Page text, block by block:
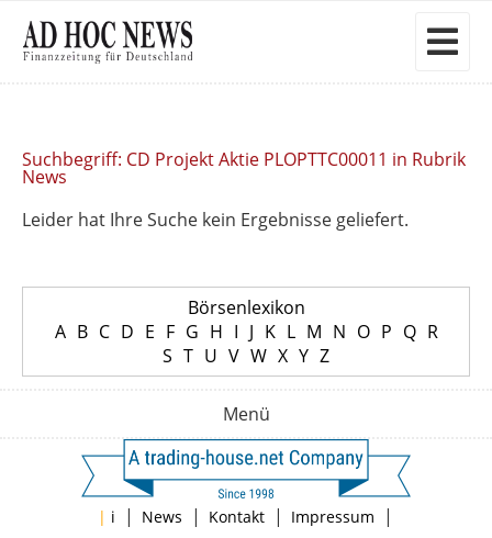
Suchbegriff: CD Projekt Aktie PLOPTTC00011 in Rubrik
News
Leider hat Ihre Suche kein Ergebnisse geliefert.
Börsenlexikon
A B C D E F G H I J K L M N O P Q R
S T U V W X Y Z
Menü
| i | News | Kontakt | Impressum |